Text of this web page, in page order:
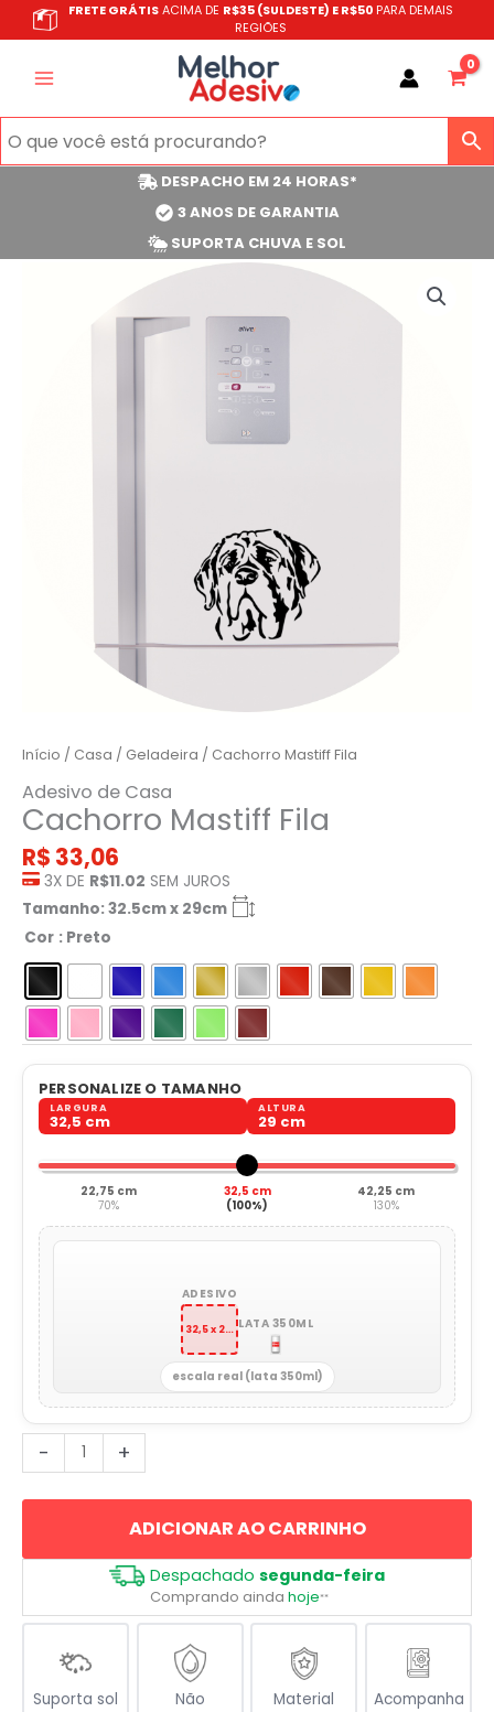
para
FRETE GRÁTISACIMA DE R$35 (SULDESTE) E R$50 PARA DEMAIS
REGIÕES
DESPACHO EM 24 HORAS*
3 ANOS DE GARANTIA
SUPORTA CHUVA E SOL
Início / Casa / Geladeira / Cachorro Mastiff Fila
Adesivo de Casa
Cachorro Mastiff Fila
R$ 33,06
3X DE R$11.02 SEM JUROS
Tamanho: 32.5cm x 29cm
Cor : Preto
PERSONALIZE O TAMANHO
LARGURA
32,5 cm
ALTURA
29 cm
22,75 cm
70%
32,5 cm
(100%)
42,25 cm
130%
ADESIVO
32,5 x 29 cm LATA 350ML
escala real (lata 350ml)
-
Cachorro
Mastiff
Fila
+
ADICIONAR AO CARRINHO
Despachado segunda-feira
Comprando ainda hoje**
Suporta sol
Não
Material
Acompanha